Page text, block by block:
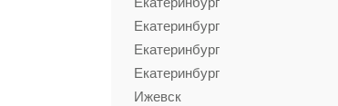
Екатеринбург
Екатеринбург
Екатеринбург
Ижевск